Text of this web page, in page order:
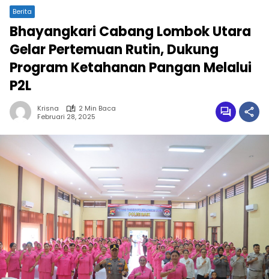
Berita
Bhayangkari Cabang Lombok Utara
Gelar Pertemuan Rutin, Dukung
Program Ketahanan Pangan Melalui
P2L
Krisna
2 Min Baca
Februari 28, 2025